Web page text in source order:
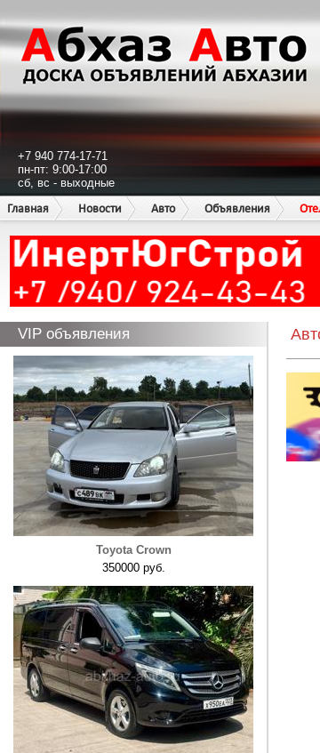
+7 940 774-17-71
пн-пт: 9:00-17:00
сб, вс - выходные
Главная
Новости Авто Объявления
VIP объявления
Toyota Crown
350000 руб.